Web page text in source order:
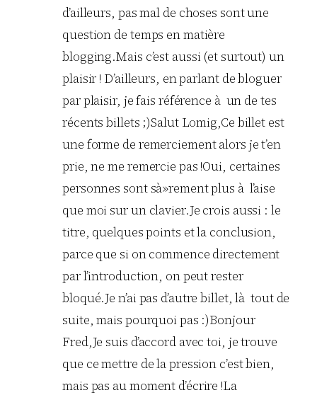
d’ailleurs, pas mal de choses sont une
question de temps en matière
blogging.Mais c’est aussi (et surtout) un
plaisir ! D’ailleurs, en parlant de bloguer
par plaisir, je fais référence à un de tes
récents billets ;)Salut Lomig,Ce billet est
une forme de remerciement alors je t’en
prie, ne me remercie pas !Oui, certaines
personnes sont sà»rement plus à l’aise
que moi sur un clavier.Je crois aussi : le
titre, quelques points et la conclusion,
parce que si on commence directement
par l’introduction, on peut rester
bloqué.Je n’ai pas d’autre billet, là tout de
suite, mais pourquoi pas :)Bonjour
Fred,Je suis d’accord avec toi, je trouve
que ce mettre de la pression c’est bien,
mais pas au moment d’écrire !La